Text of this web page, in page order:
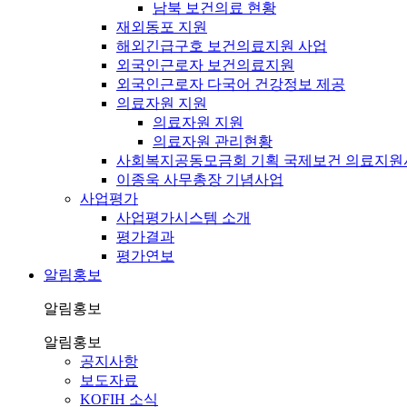
남북 보건의료 현황
재외동포 지원
해외긴급구호 보건의료지원 사업
외국인근로자 보건의료지원
외국인근로자 다국어 건강정보 제공
의료자원 지원
의료자원 지원
의료자원 관리현황
사회복지공동모금회 기획 국제보건 의료지원
이종욱 사무총장 기념사업
사업평가
사업평가시스템 소개
평가결과
평가연보
알림홍보
알림홍보
알림홍보
공지사항
보도자료
KOFIH 소식